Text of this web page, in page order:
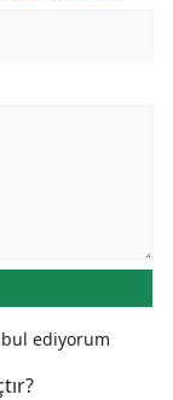
ediyorum